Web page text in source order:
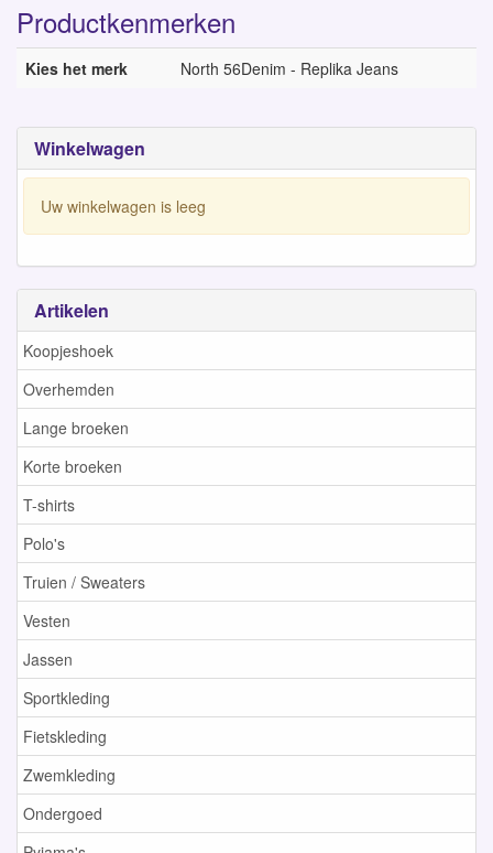
Winkelwagen
Uw winkelwagen is leeg
Artikelen
Koopjeshoek
Overhemden
Lange broeken
Korte broeken
T-shirts
Polo's
Truien / Sweaters
Vesten
Jassen
Sportkleding
Fietskleding
Zwemkleding
Ondergoed
Productkenmerken
Kies het merk North 56Denim - Replika Jeans